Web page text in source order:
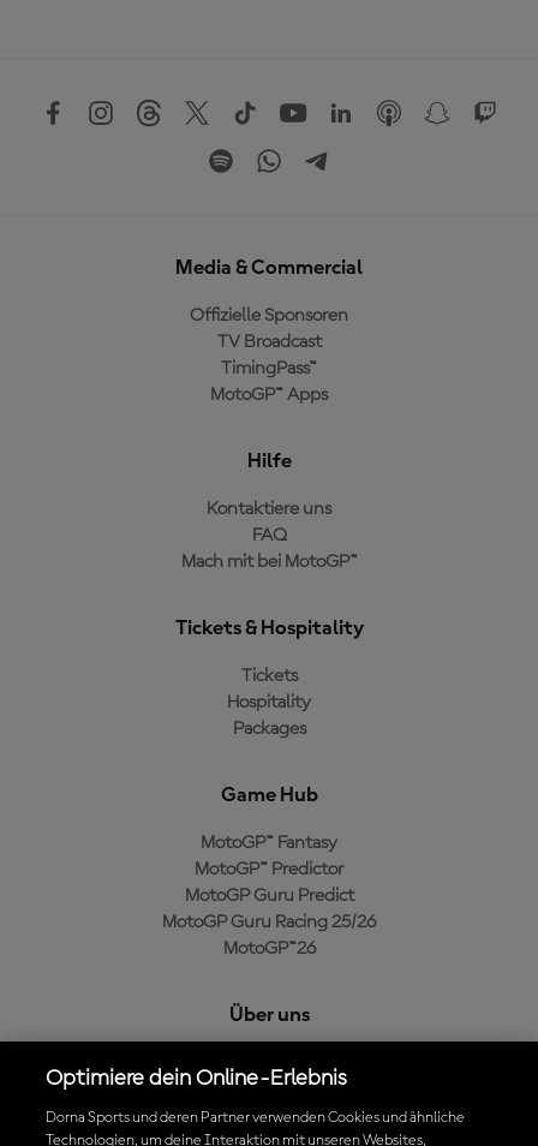
Media & Commercial
Offizielle Sponsoren
TV Broadcast
TimingPass™
MotoGP™ Apps
Hilfe
Kontaktiere uns
FAQ
Mach mit bei MotoGP™
Tickets & Hospitality
Tickets
Hospitality
Packages
Game Hub
MotoGP™ Fantasy
MotoGP™ Predictor
MotoGP Guru Predict
MotoGP Guru Racing 25/26
MotoGP™26
Über uns
Cookie-Richtlinien
Geschäftsbedingungen
Optimiere dein Online-Erlebnis
Dorna Sports und deren Partner verwenden Cookies und ähnliche
Technologien, um deine Interaktion mit unseren Websites,